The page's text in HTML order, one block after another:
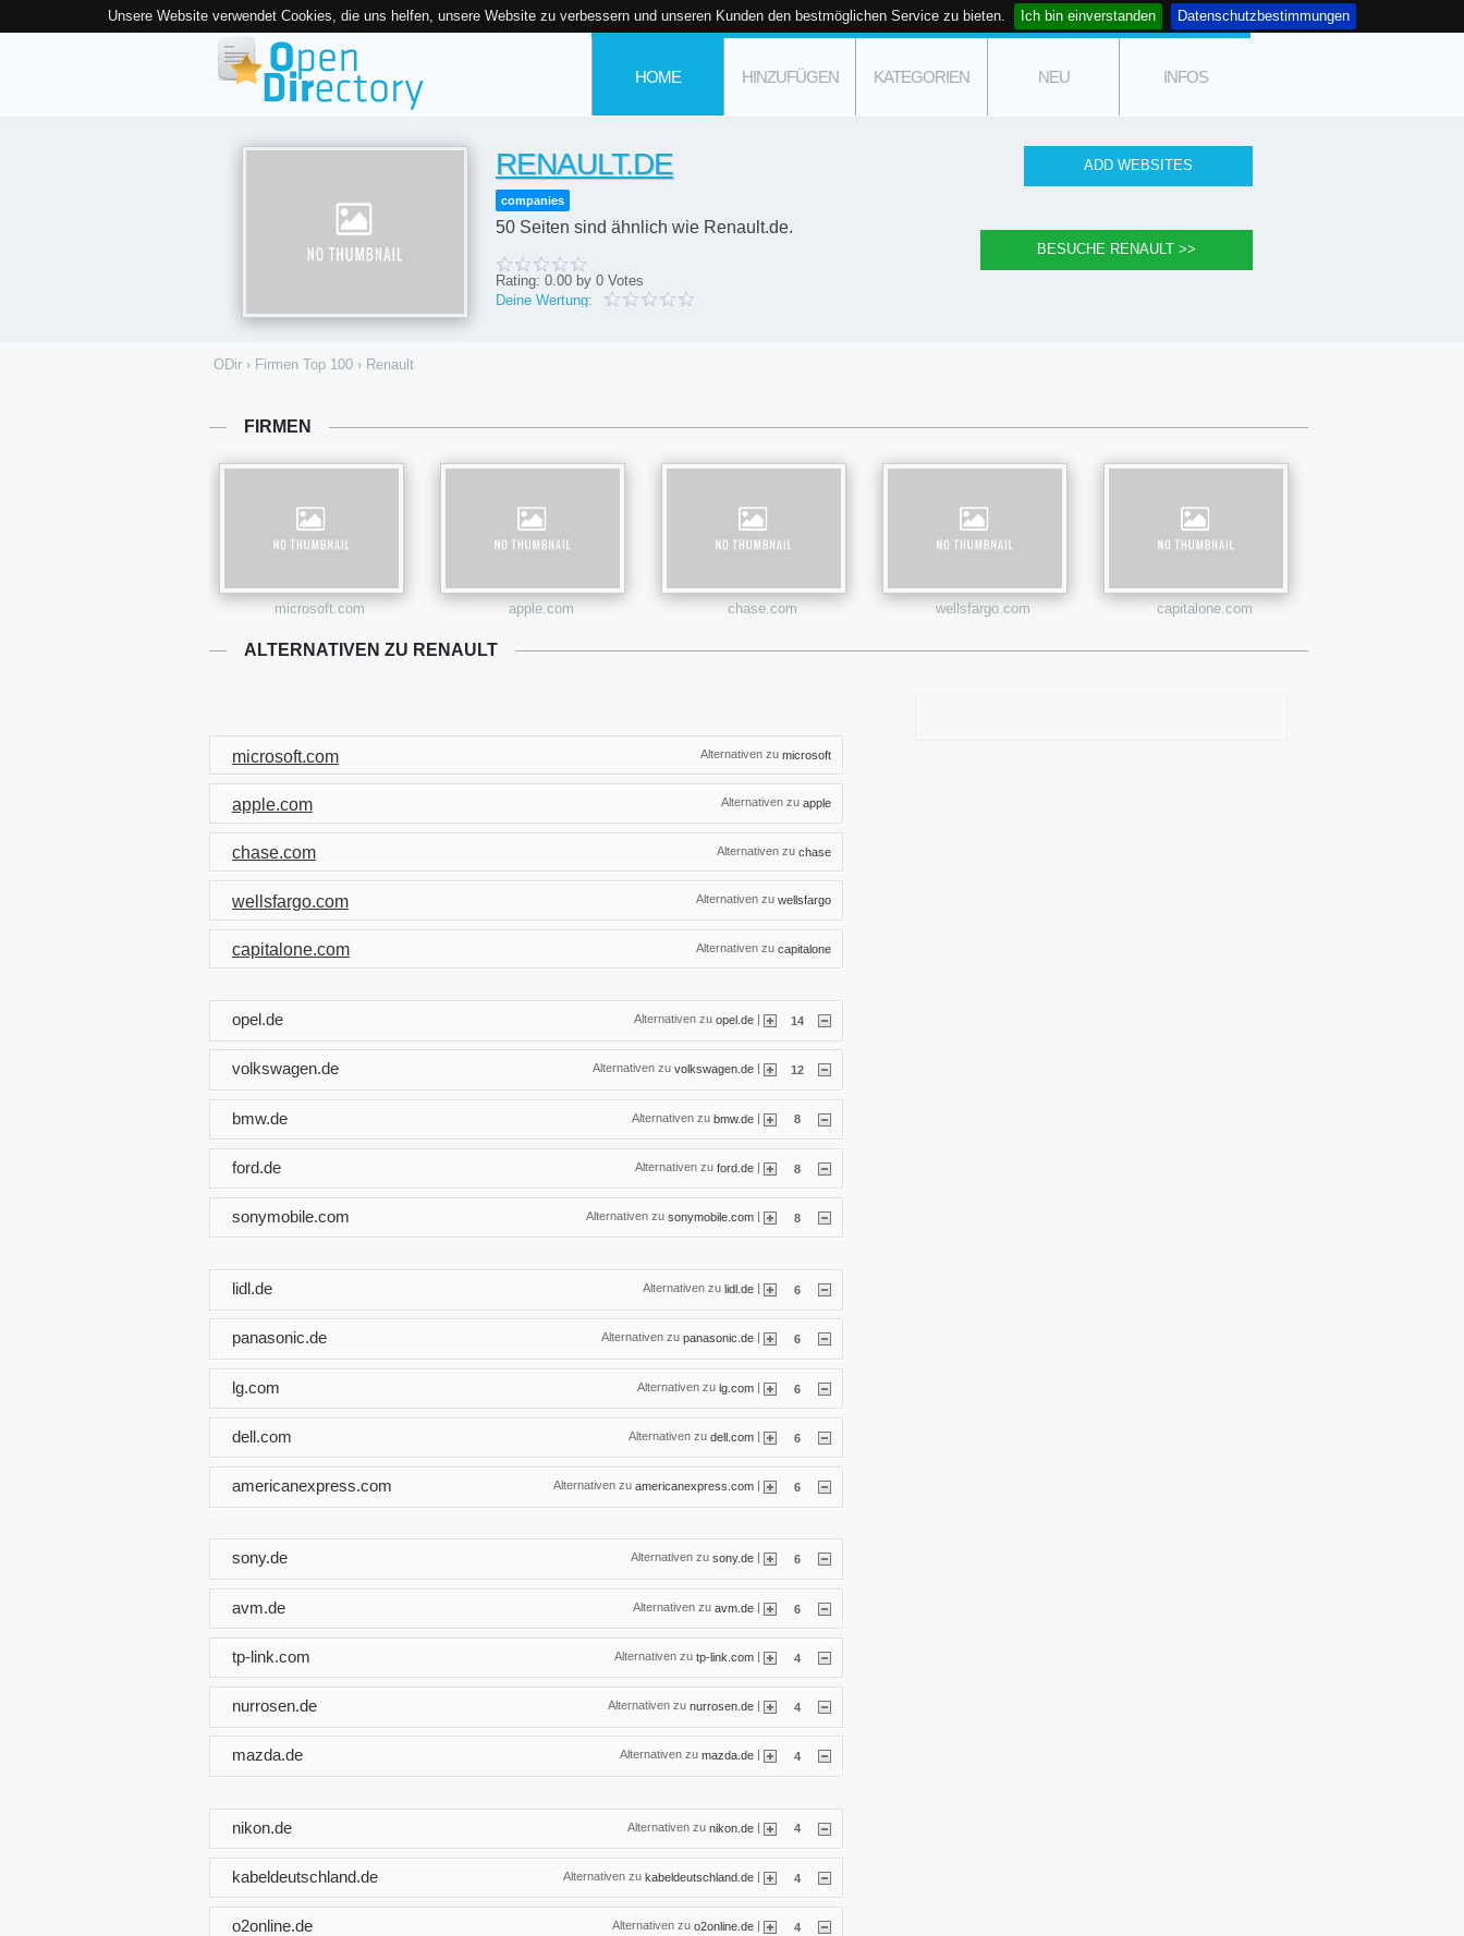
Unsere Website verwendet Cookies, die uns helfen, unsere Website zu verbessern und unseren Kunden den bestmöglichen Service zu bieten. Ich bin einverstanden Datenschutzbestimmungen
HOME HINZUFÜGEN KATEGORIEN NEU INFOS
RENAULT.DE
companies
50 Seiten sind ähnlich wie Renault.de.
Rating: 0.00 by 0 Votes
Deine Wertung:
ODir › Firmen Top 100 › Renault
FIRMEN
microsoft.com apple.com chase.com wellsfargo.com capitalone.com
ALTERNATIVEN ZU RENAULT
Alternativen zu microsoft
microsoft.com
Alternativen zu apple
apple.com
Alternativen zu chase
chase.com
Alternativen zu wellsfargo
wellsfargo.com
Alternativen zu capitalone
capitalone.com
Alternativen zu opel.de | 14
opel.de
Alternativen zu volkswagen.de 12
volkswagen.de
Alternativen zu bmw.de | 8
bmw.de
Alternativen zu ford.de | 8
ford.de
Alternativen zu sonymobile.com | 8
sonymobile.com
Alternativen zu lidl.de 6
lidl.de
Alternativen zu panasonic.de 6
panasonic.de
Alternativen zu lg.com | 6
lg.com
Alternativen zu dell.com | 6
dell.com
Alternativen zu americanexpress.com | 6
americanexpress.com
Alternativen zu sony.de 6
sony.de
Alternativen zu avm.de | 6
avm.de
Alternativen zu tp-link.com | 4
tp-link.com
Alternativen zu nurrosen.de | 4
nurrosen.de
Alternativen zu mazda.de 4
mazda.de
Alternativen zu nikon.de | 4
nikon.de
Alternativen zu kabeldeutschland.de | 4
kabeldeutschland.de
Alternativen zu o2online.de | 4
o2online.de